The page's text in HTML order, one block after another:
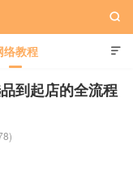

络教程

到起店的全流程